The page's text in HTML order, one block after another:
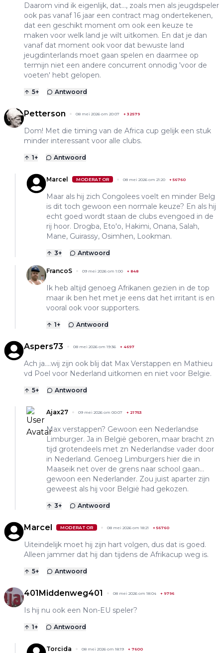
Daarom vind ik eigenlijk, dat..., zoals men als jeugdspeler
ook pas vanaf 16 jaar een contract mag ondertekenen,
dat een geschikt moment om ook een keuze te
maken voor welk land je wilt uitkomen. En dat je dan
vanaf dat moment ook voor dat bewuste land
jeugdinterlands moet gaan spelen en daarmee op
termijn niet een andere concurrent onnodig 'voor de
voeten' hebt gelopen.
5+ Antwoord
Petterson 08 mei 2026 om 20:07 + 32579
Dom! Met die timing van de Africa cup gelijk een stuk
minder interessant voor alle clubs.
1+ Antwoord
Marcel MODERATOR 08 mei 2026 om 21:20 +56760
Maar als hij zich Congolees voelt en minder Belg
is dit toch gewoon een normale keuze? En als hij
echt goed wordt staan de clubs evengoed in de
rij hoor. Drogba, Eto'o, Hakimi, Onana, Salah,
Mane, Guirassy, Osimhen, Lookman.
3+ Antwoord
FrancoS 09 mei 2026 om 1:00 + 848
Ik heb altijd genoeg Afrikanen gezien in de top
maar ik ben het met je eens dat het irritant is en
vooral ook voor supporters.
1+ Antwoord
Aspers73 08 mei 2026 om 19:36 + 4697
Ach ja....wij zijn ook blij dat Max Verstappen en Mathieu
vd Poel voor Nederland uitkomen en niet voor Belgie.
5+ Antwoord
Ajax27 09 mei 2026 om 00:07 + 21753
Max verstappen? Gewoon een Nederlandse
Limburger. Ja in België geboren, maar bracht zn
tijd grotendeels met zn Nederlandse vader door
in Nederland. Genoeg Limburgers hier die in
Maaseik net over de grens naar school gaan...
gewoon een Nederlander. Zou juist aparter zijn
geweest als hij voor België had gekozen.
3+ Antwoord
Marcel MODERATOR 08 mei 2026 om 18:21 +56760
Uiteindelijk moet hij zijn hart volgen, dus dat is goed.
Alleen jammer dat hij dan tijdens de Afrikacup weg is.
5+ Antwoord
401Middenweg401 08 mei 2026 om 18:04 + 9796
Is hij nu ook een Non-EU speler?
1+ Antwoord
Torcida 08 mei 2026 om 18:19 + 7600